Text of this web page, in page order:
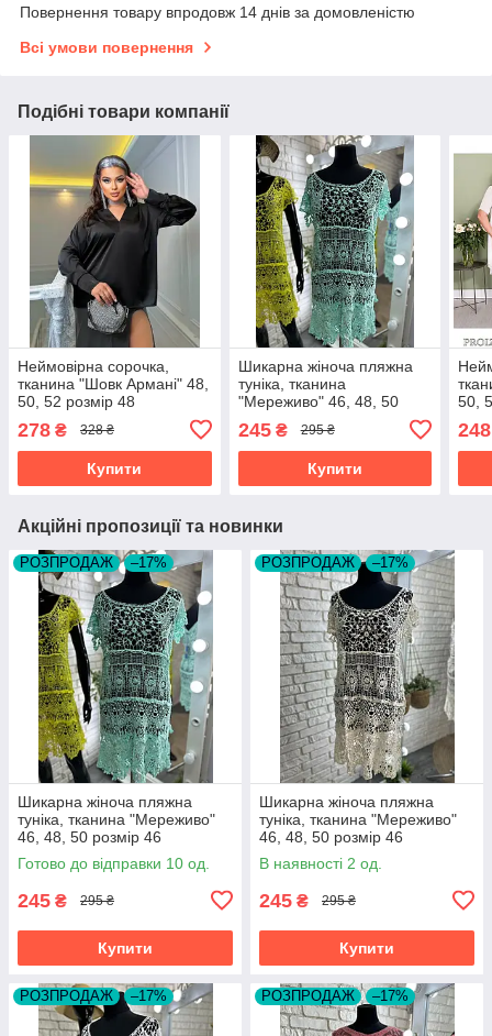
Повернення товару впродовж 14 днів за домовленістю
Всі умови повернення
Подібні товари компанії
Неймовірна сорочка,
тканина "Шовк Армані" 48,
50, 52 розмір 48
278 ₴ 328 ₴
Купити
Шикарна жіноча пляжна
туніка, тканина
"Мереживо" 46, 48, 50
245₴ 295 ₴
Купити
50,
248
Акційні пропозиції та новинки
РОЗПРОДАЖ –17%
Шикарна жіноча пляжна
туніка, тканина "Мереживо"
46, 48, 50 розмір 46
Готово до відправки 10 од.
245 ₴ 295 ₴
Купити
РОЗПРОДАЖ –17%
Шикарна жіноча пляжна
туніка, тканина "Мереживо"
46, 48, 50 розмір 46
В наявності 2 од.
245 ₴ 295 ₴
Купити
РОЗПРОДАЖ –17% РОЗПРОДАЖ –17%